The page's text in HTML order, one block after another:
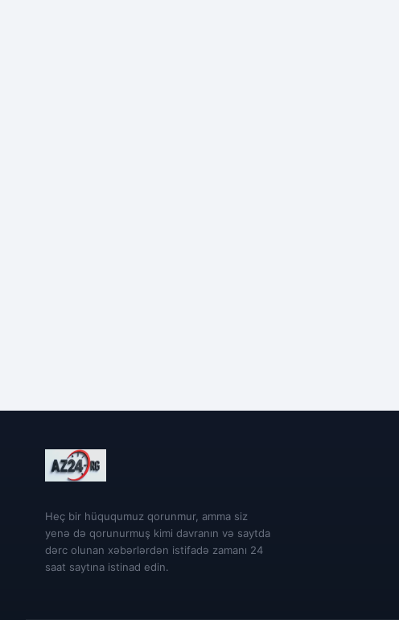
Heç bir hüququmuz qorunmur, amma siz
yenə də qorunurmuş kimi davranın və saytda
dərc olunan xəbərlərdən istifadə zamanı 24
saat saytına istinad edin.